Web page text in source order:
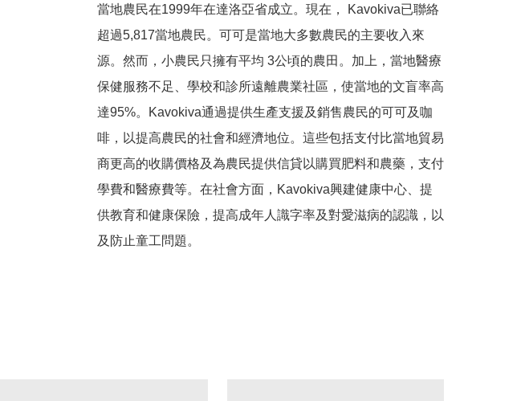
當地農民在1999年在達洛亞省成立。現在， Kavokiva已聯絡
超過5,817當地農民。可可是當地大多數農民的主要收入來
源。然而，小農民只擁有平均 3公頃的農田。加上，當地醫療
保健服務不足、學校和診所遠離農業社區，使當地的文盲率高
達95%。Kavokiva通過提供生產支援及銷售農民的可可及咖
啡，以提高農民的社會和經濟地位。這些包括支付比當地貿易
商更高的收購價格及為農民提供信貸以購買肥料和農藥，支付
學費和醫療費等。在社會方面，Kavokiva興建健康中心、提
供教育和健康保險，提高成年人識字率及對愛滋病的認識，以
及防止童工問題。